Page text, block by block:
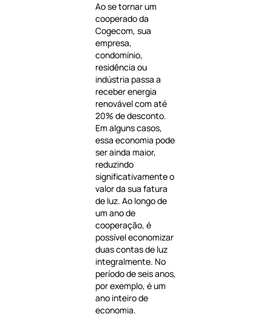
Ao se tornar um
cooperado da
Cogecom, sua
empresa,
condomínio,
residência ou
indústria passa a
receber energia
renovável com até
20% de desconto.
Em alguns casos,
essa economia pode
ser ainda maior,
reduzindo
significativamente o
valor da sua fatura
de luz. Ao longo de
um ano de
cooperação, é
possível economizar
duas contas de luz
integralmente. No
período de seis anos,
por exemplo, é um
ano inteiro de
economia.